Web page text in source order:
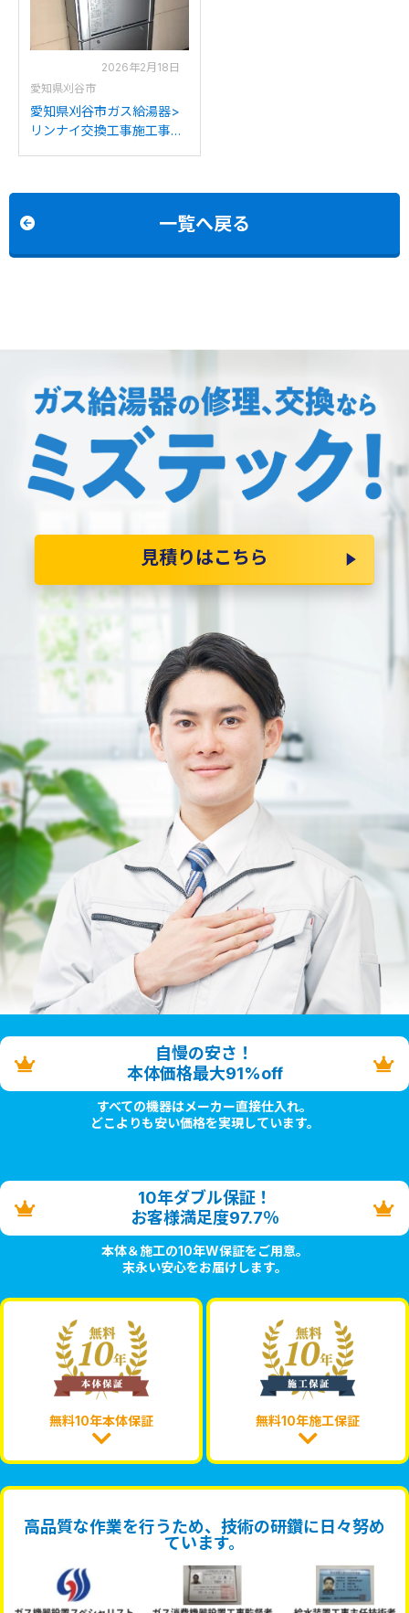
2026年2月18日
愛知県刈谷市
愛知県刈谷市ガス給湯器>
リンナイ交換工事施工事
一覧へ戻る
見積りはこちら
自慢の安さ！
本体価格最大91%off
すべての機器はメーカー直接仕入れ。
どこよりも安い価格を実現しています。
10年ダブル保証！
お客様満足度97.7％
本体＆施工の10年W保証をご用意。
末永い安心をお届けします。
無料10年本体保証 無料10年施工保証
高品質な作業を行うため、技術の研鑽に日々努め
ています。